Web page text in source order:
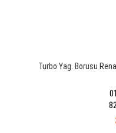
Turbo Yag. Borusu